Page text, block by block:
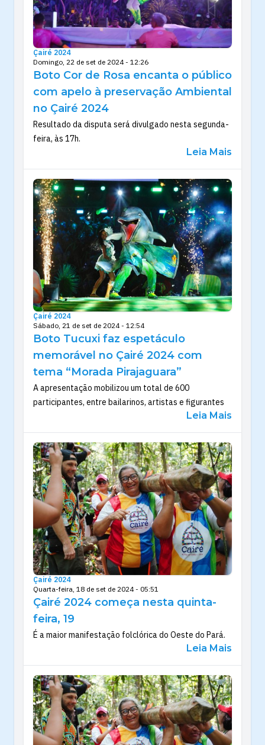
Çairé 2024
Domingo, 22 de set de 2024 - 12:26
Boto Cor de Rosa encanta o público
com apelo à preservação Ambiental
no Çairé 2024
Resultado da disputa será divulgado nesta segunda-
feira, às 17h.
Leia Mais
Çairé 2024
Sábado, 21 de set de 2024 - 12:54
Boto Tucuxi faz espetáculo
memorável no Çairé 2024 com
tema “Morada Pirajaguara”
A apresentação mobilizou um total de 600
participantes, entre bailarinos, artistas e figurantes
Leia Mais
Çairé 2024
Quarta-feira, 18 de set de 2024 - 05:51
Çairé 2024 começa nesta quinta-
feira, 19
É a maior manifestação folclórica do Oeste do Pará.
Leia Mais